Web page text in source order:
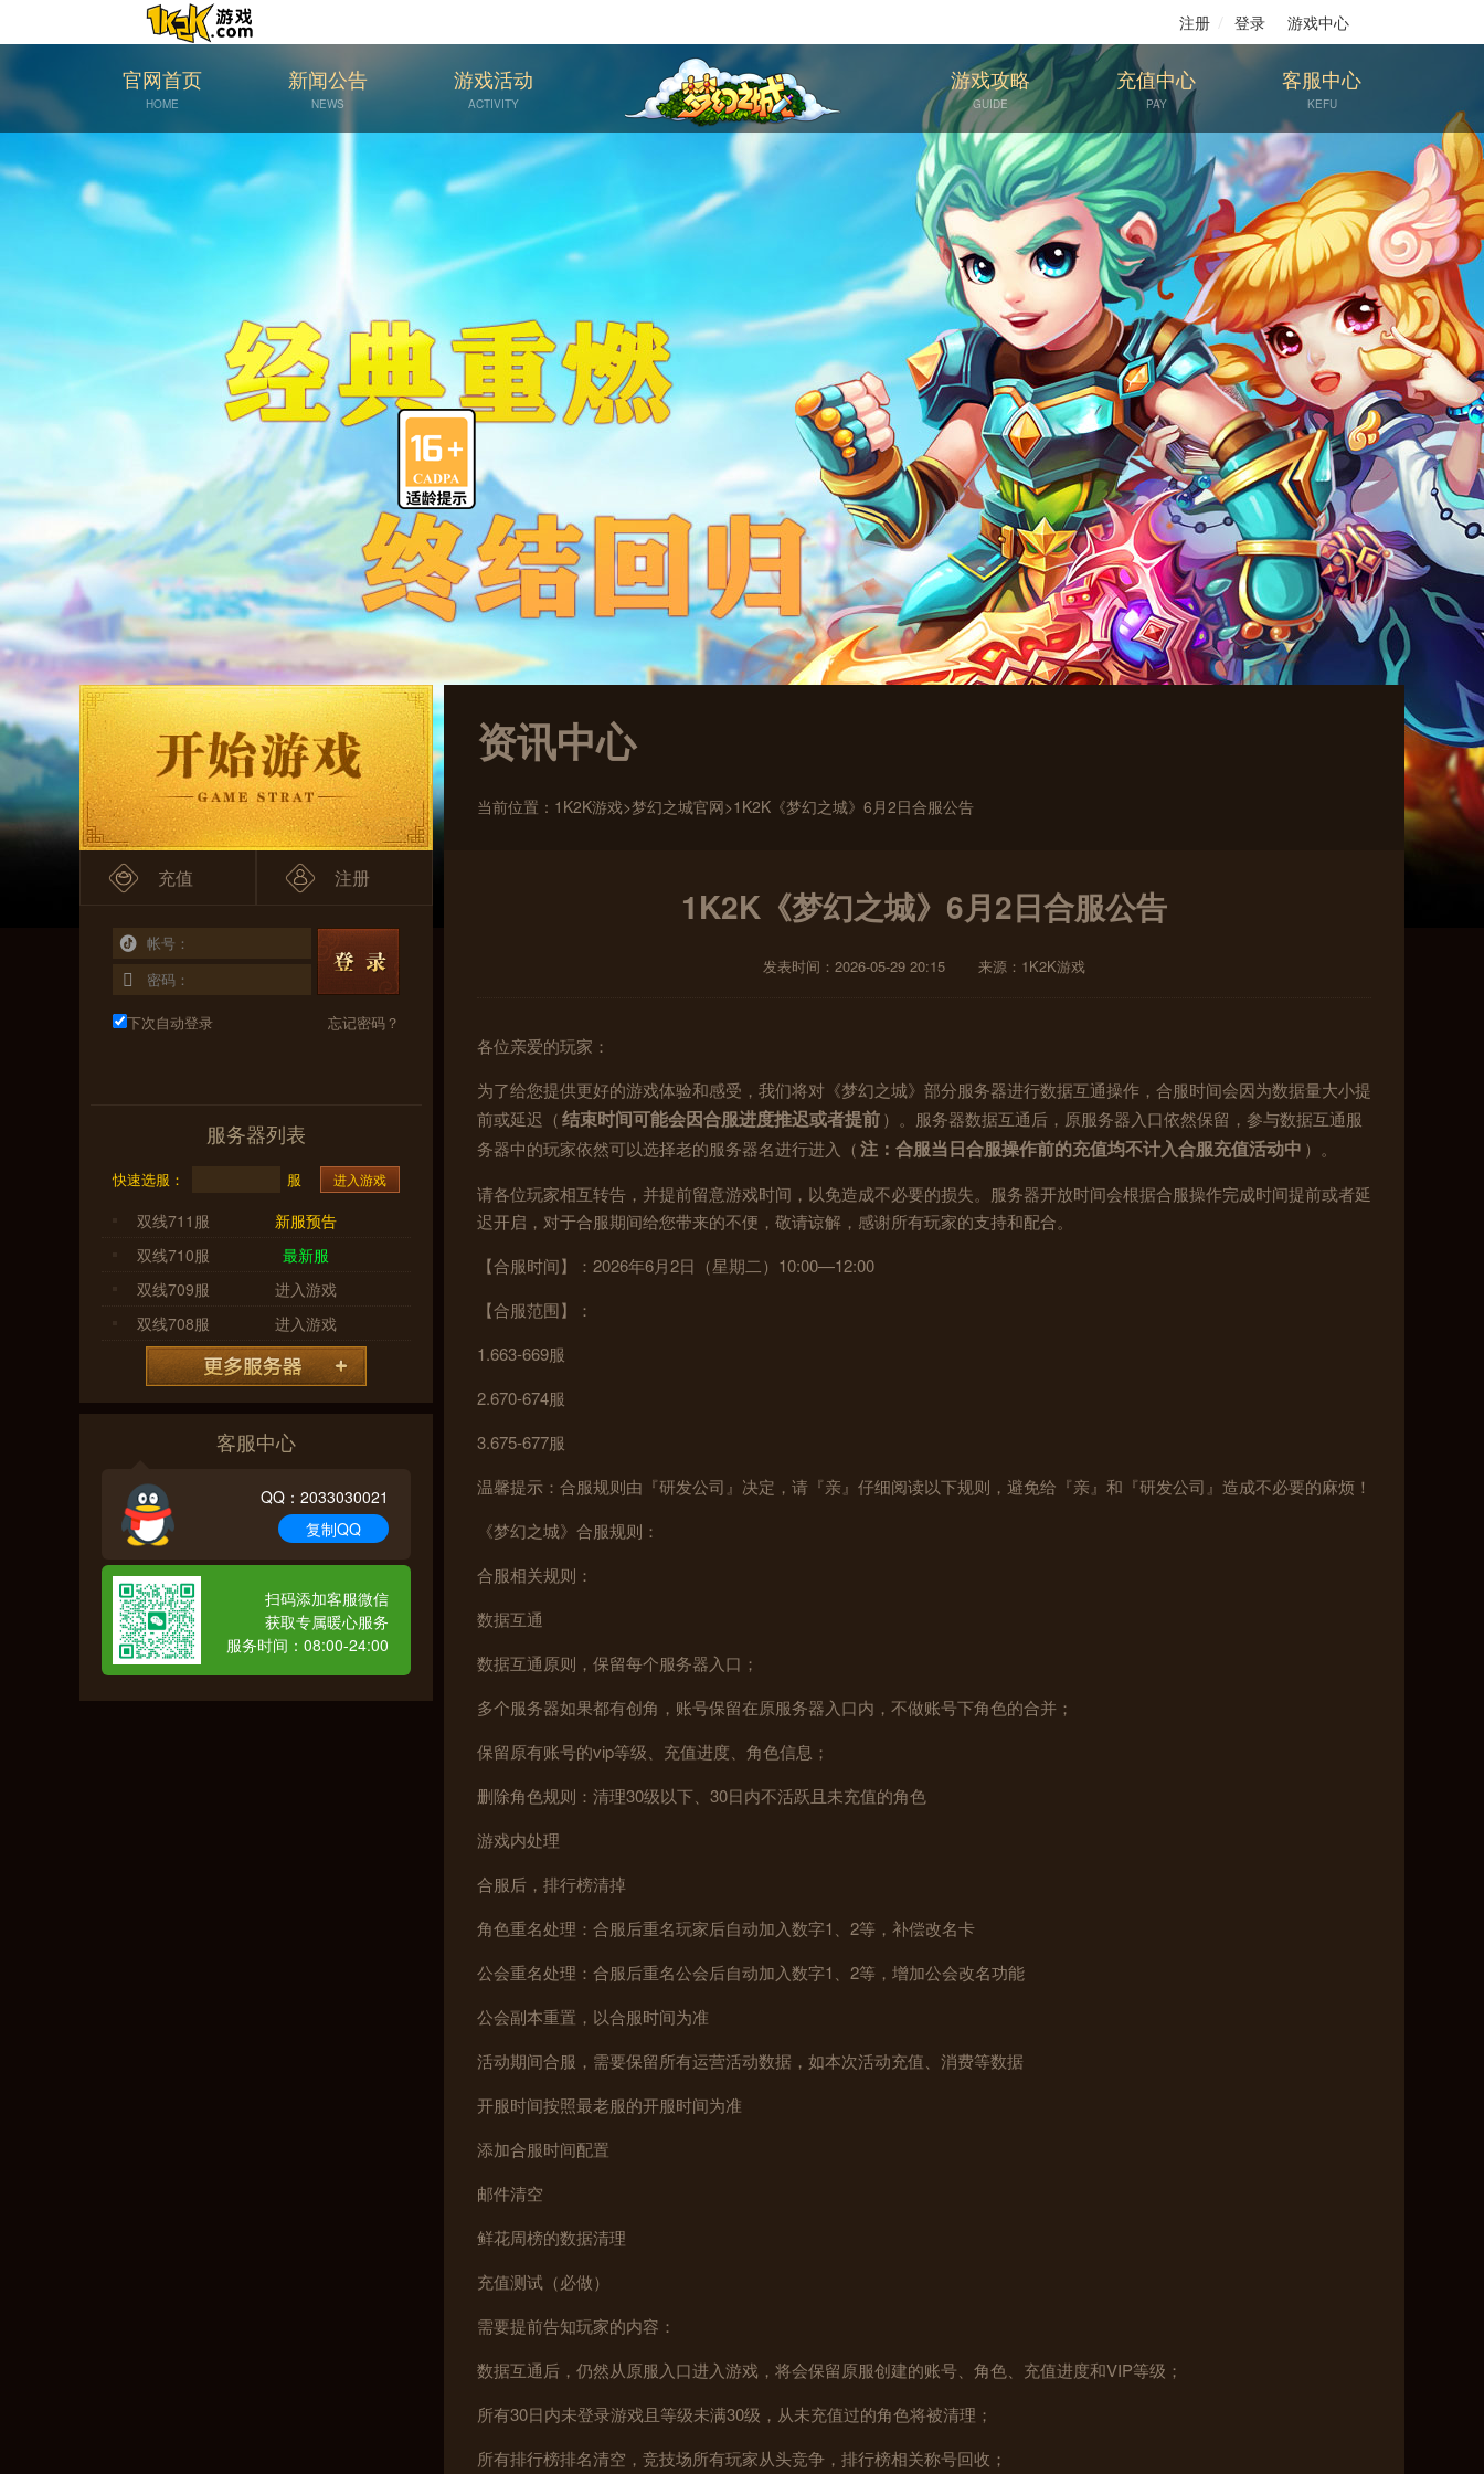
注册 登录 游戏中心
官网首页
HOME
新闻公告
NEWS
游戏活动
ACTIVITY
游戏攻略
GUIDE
充值中心
PAY
客服中心
KEFU
下次自动登录 忘记密码？
充值 注册
服务器列表
快速选服： 服 进入游戏
双线711服
新服预告
双线710服
最新服
双线709服
进入游戏
双线708服
进入游戏
客服中心
QQ：2033030021
复制QQ
扫码添加客服微信
获取专属暖心服务
服务时间：08:00-24:00
资讯中心
当前位置： 1K2K游戏>梦幻之城官网>1K2K《梦幻之城》6月2日合服公告
1K2K《梦幻之城》6月2日合服公告
发表时间：2026-05-29 20:15 来源：1K2K游戏
各位亲爱的玩家：
为了给您提供更好的游戏体验和感受，我们将对《梦幻之城》部分服务器进行数据互通操作，合服时间会因为数据量大小提
前或延迟（结束时间可能会因合服进度推迟或者提前）。服务器数据互通后，原服务器入口依然保留，参与数据互通服
务器中的玩家依然可以选择老的服务器名进行进入（注：合服当日合服操作前的充值均不计入合服充值活动中 ）。
请各位玩家相互转告，并提前留意游戏时间，以免造成不必要的损失。服务器开放时间会根据合服操作完成时间提前或者延
迟开启，对于合服期间给您带来的不便，敬请谅解，感谢所有玩家的支持和配合。
【合服时间】：2026年6月2日（星期二）10:00—12:00
【合服范围】：
1.663-669服
2.670-674服
3.675-677服
温馨提示：合服规则由『研发公司』决定，请『亲』仔细阅读以下规则，避免给『亲』和『研发公司』造成不必要的麻烦！
《梦幻之城》合服规则：
合服相关规则：
数据互通
数据互通原则，保留每个服务器入口；
多个服务器如果都有创角，账号保留在原服务器入口内，不做账号下角色的合并；
保留原有账号的vip等级、充值进度、角色信息；
删除角色规则：清理30级以下、30日内不活跃且未充值的角色
游戏内处理
合服后，排行榜清掉
角色重名处理：合服后重名玩家后自动加入数字1、2等，补偿改名卡
公会重名处理：合服后重名公会后自动加入数字1、2等，增加公会改名功能
公会副本重置，以合服时间为准
活动期间合服，需要保留所有运营活动数据，如本次活动充值、消费等数据
开服时间按照最老服的开服时间为准
添加合服时间配置
邮件清空
鲜花周榜的数据清理
充值测试（必做）
需要提前告知玩家的内容：
数据互通后，仍然从原服入口进入游戏，将会保留原服创建的账号、角色、充值进度和VIP等级；
所有30日内未登录游戏且等级未满30级，从未充值过的角色将被清理；
所有排行榜排名清空，竞技场所有玩家从头竞争，排行榜相关称号回收；